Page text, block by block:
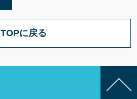
TOPに戻る